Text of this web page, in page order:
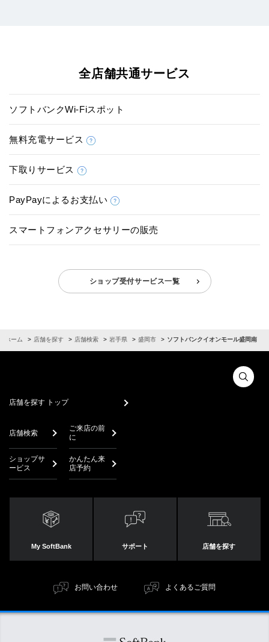
全店舗共通サービス
ソフトバンクWi-Fiスポット
無料充電サービス
下取りサービス
PayPayによるお支払い
スマートフォンアクセサリーの販売
ショップ受付サービス一覧
ホーム 店舗を探す 店舗検索 岩手県 盛岡市 ソフトバンクイオンモール盛岡南
店舗を探す トップ
店舗検索
ご来店の前
に
ショップサ
ービス
かんたん来
店予約
My SoftBank サポート 店舗を探す
お問い合わせ よくあるご質問